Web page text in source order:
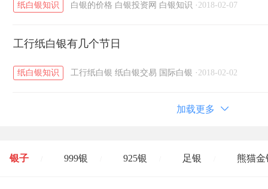
纸白银知识 白银的价格 白银投资网 白银知识 · 2018-02-07
工行纸白银有几个节日
纸白银知识 工行纸白银 纸白银交易 国际白银 · 2018-02-02
加载更多
银子 999银 925银 足银 熊猫金